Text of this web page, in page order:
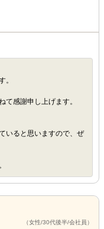
。
て感謝申し上げます。
いると思いますので、ぜ
（女性/30代後半/会社員）